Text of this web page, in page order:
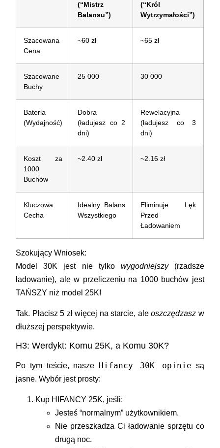
(“Mistrz
Balansu”)
(“Król
Wytrzymałości”)
Szacowana
Cena
~60 zł ~65 zł
Szacowane
Buchy
25 000 30 000
Bateria
(Wydajność)
Dobra
(ładujesz co 2
dni)
Rewelacyjna
(ładujesz co 3
dni)
Koszt za
1000
Buchów
~2.40 zł ~2.16 zł
Kluczowa
Cecha
Idealny Balans
Wszystkiego
Eliminuje Lęk
Przed
Ładowaniem
Szokujący Wniosek:
Model 30K jest nie tylko wygodniejszy(rzadsze
ładowanie), ale w przeliczeniu na 1000 buchów jest
TAŃSZY niż model 25K!
Tak. Płacisz 5 zł więcej na starcie, aleoszczędzasz w
dłuższej perspektywie.
H3: Werdykt: Komu 25K, a Komu 30K?
Po tym teście, nasze Hifancy 30K opinie są
jasne. Wybór jest prosty:
Kup HIFANCY 25K, jeśli:
Jesteś “normalnym” użytkownikiem.
Nie przeszkadza Ci ładowanie sprzętu co
drugą noc.